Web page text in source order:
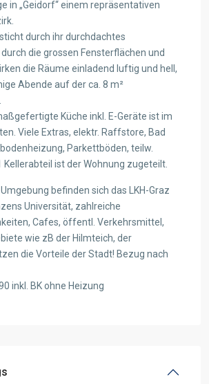
in „Geidorf“ einem repräsentativen
durch ihr durchdachtes
die grossen Fensterflächen und
die Räume einladend luftig und hell,
Abende auf der ca. 8 m²
Küche inkl. E-Geräte ist im
Viele Extras, elektr. Raffstore, Bad
Parkettböden, teilw.
Kellerabteil ist der Wohnung zugeteilt.
befinden sich das LKH-Graz
Universität, zahlreiche
Cafes, öffentl. Verkehrsmittel,
wie zB der Hilmteich, der
die Vorteile der Stadt! Bezug nach
inkl. BK ohne Heizung